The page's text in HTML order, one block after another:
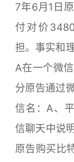
7年6月1日
付对价
担。事实和
A在一个微
分原告通过
信名：A、
信聊天中说
原告购买比